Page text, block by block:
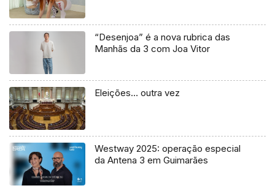
“Desenjoa” é a nova rubrica das
Manhãs da 3 com Joa Vitor
Eleições… outra vez
Westway 2025: operação especial
da Antena 3 em Guimarães